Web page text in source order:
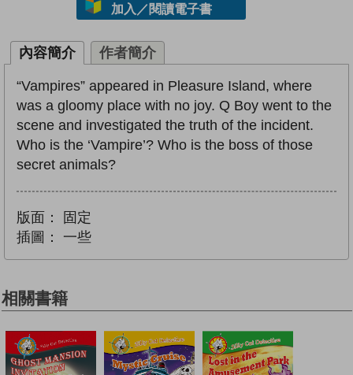
加入／閱讀電子書
內容簡介 作者簡介
“Vampires” appeared in Pleasure Island, where
was a gloomy place with no joy. Q Boy went to the
scene and investigated the truth of the incident.
Who is the ‘Vampire’? Who is the boss of those
secret animals?
版面：
固定
插圖：
一些
相關書籍